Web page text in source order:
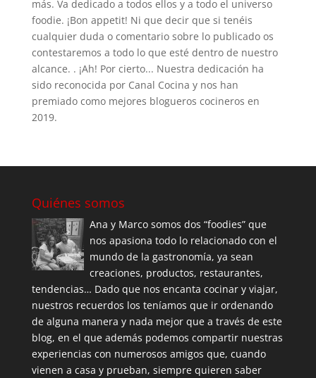
más. Va dedicado a todos ellos y a todo el universo
foodie. ¡Bon appetit! Ni que decir que si tenéis
cualquier duda o comentario sobre lo publicado os
contestaremos a todo lo que esté dentro de nuestro
alcance. . ¡Ah! Por cierto... Nuestra dedicación ha
sido reconocida por Canal Cocina y nos han
premiado como mejores blogueros cocineros en
2019.
Quiénes somos
Ana y Marco somos dos “foodies” que
nos apasiona todo lo relacionado con el
mundo de la gastronomía, ya sean
creaciones, productos, restaurantes,
tendencias… Dado que nos encanta cocinar y viajar,
nuestros recuerdos los teníamos que ir ordenando
de alguna manera y nada mejor que a través de este
blog, en el que además podemos compartir nuestras
experiencias con numerosos amigos que, cuando
vienen a casa y prueban, siempre quieren saber